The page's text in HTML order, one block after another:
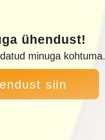
ühendust!
minuga kohtuma.
siin